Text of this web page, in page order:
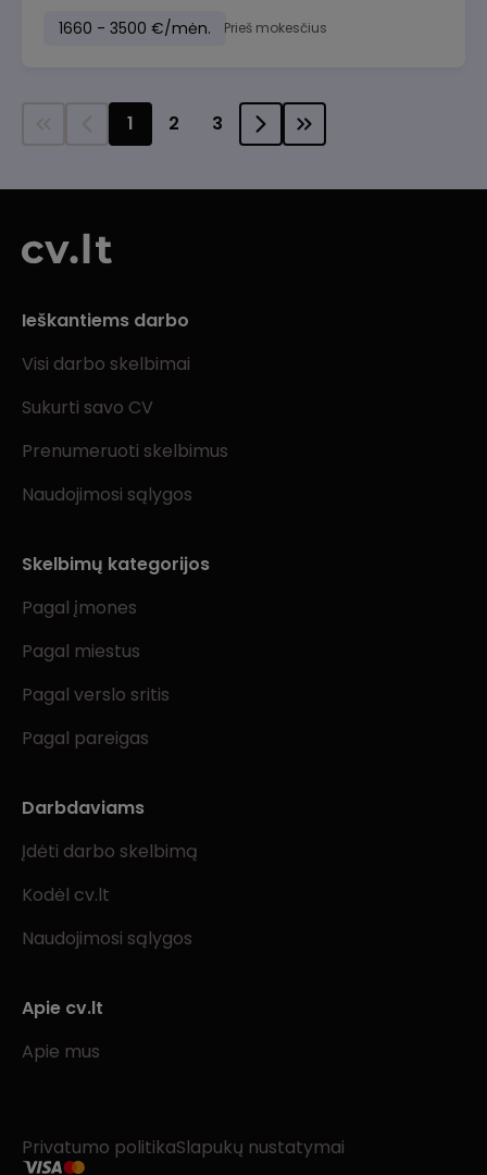
1660 - 3500 €/mėn. Prieš mokesčius
1 2 3
Ieškantiems darbo
Visi darbo skelbimai
Sukurti savo CV
Prenumeruoti skelbimus
Naudojimosi sąlygos
Skelbimų kategorijos
Pagal įmones
Pagal miestus
Pagal verslo sritis
Pagal pareigas
Darbdaviams
Įdėti darbo skelbimą
Kodėl cv.lt
Naudojimosi sąlygos
Apie cv.lt
Apie mus
Privatumo politikaSlapukų nustatymai